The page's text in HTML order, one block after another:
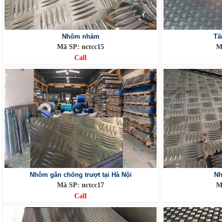
Nhôm nhám
Mã SP: nctcc15
Call
Nhôm gân chống trượt tại Hà Nội
Mã SP: nctcc17
Call